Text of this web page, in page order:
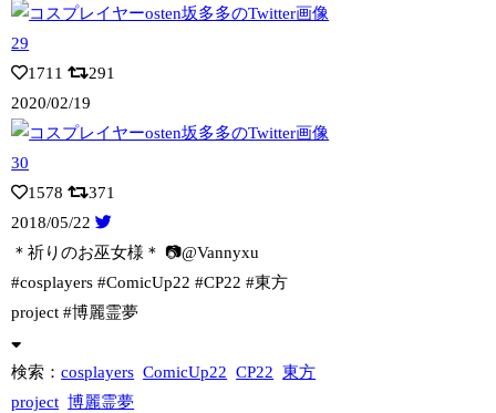
1711
291
2020/02/19
1578
371
2018/05/22
＊祈りのお巫女様＊ 📷@Vannyxu
#cosplayers #ComicUp22 #CP22 #東方
project #博麗霊夢
検索：cosplayers ComicUp22 CP22 東方
project 博麗霊夢